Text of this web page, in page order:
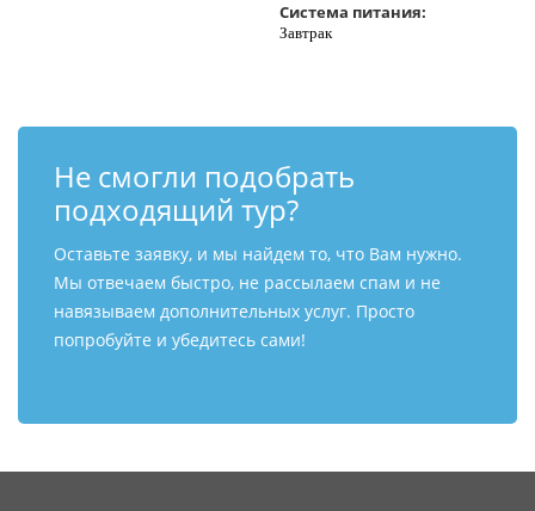
Система питания:
Завтрак
Не смогли подобрать
подходящий тур?
Оставьте заявку, и мы найдем то, что Вам нужно.
Мы отвечаем быстро, не рассылаем спам и не
навязываем дополнительных услуг. Просто
попробуйте и убедитесь сами!